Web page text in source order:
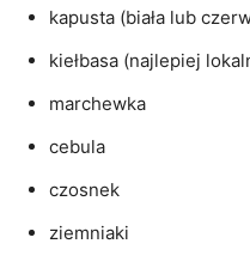
kapusta (biała lub
kiełbasa (najlepiej
marchewka
cebula
czosnek
ziemniaki